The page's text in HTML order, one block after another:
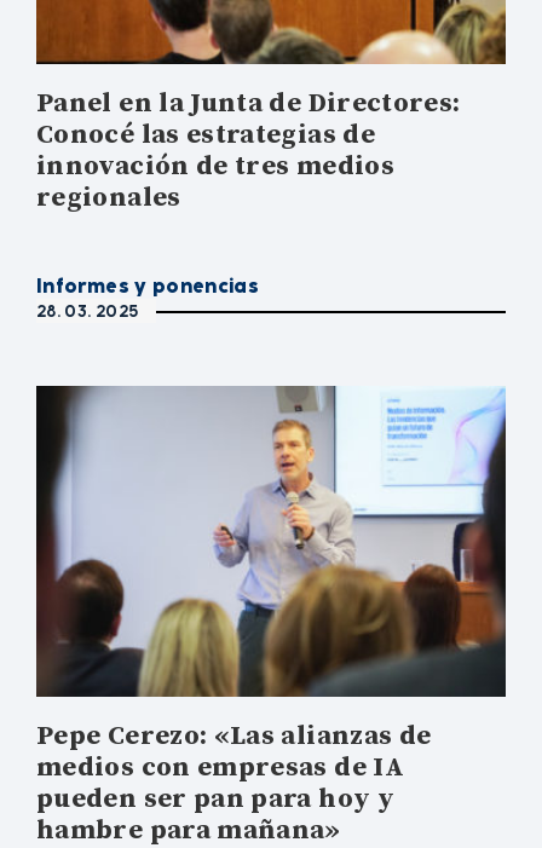
Panel en la Junta de Directores:
Conocé las estrategias de
innovación de tres medios
regionales
Informes y ponencias
28. 03. 2025
Pepe Cerezo: «Las alianzas de
medios con empresas de IA
pueden ser pan para hoy y
hambre para mañana»